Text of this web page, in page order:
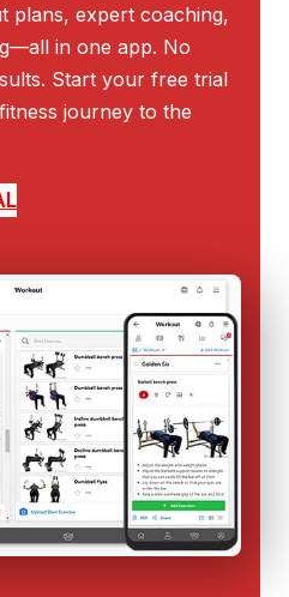
plans, expert coaching,
in one app. No
Start your free trial
journey to the